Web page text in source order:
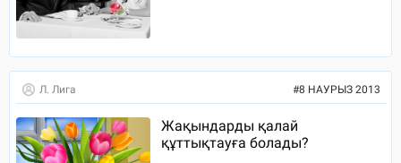
Л. Лига #8 НАУРЫЗ 2013
Жақындарды қалай
құттықтауға болады?